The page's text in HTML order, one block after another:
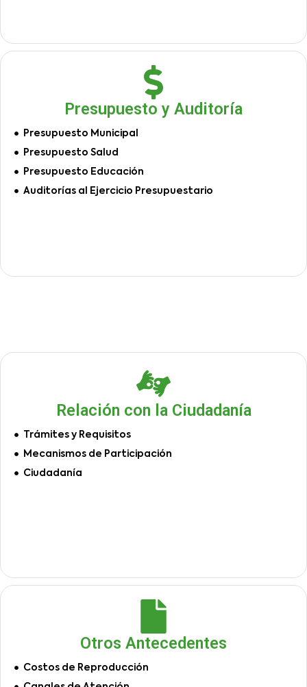
Presupuesto y Auditoría
Presupuesto Municipal
Presupuesto Salud
Presupuesto Educación
Auditorías al Ejercicio Presupuestario
Relación con la Ciudadanía
Trámites y Requisitos
Mecanismos de Participación
Ciudadanía
Otros Antecedentes
Costos de Reproducción